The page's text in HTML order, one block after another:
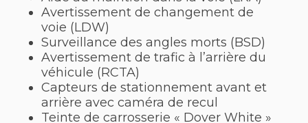
Avertissement de changement de
voie (LDW)
Surveillance des angles morts (BSD)
Avertissement de trafic à l’arrière du
véhicule (RCTA)
Capteurs de stationnement avant et
arrière avec caméra de recul
Teinte de carrosserie « Dover White »